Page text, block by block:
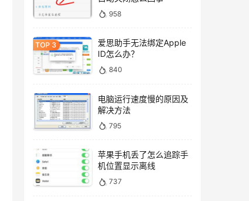
958
爱思助手无法绑定Apple
ID怎么办？
840
电脑运行速度慢的原因及
解决方法
795
苹果手机丢了怎么追踪手
机位置显示离线
737